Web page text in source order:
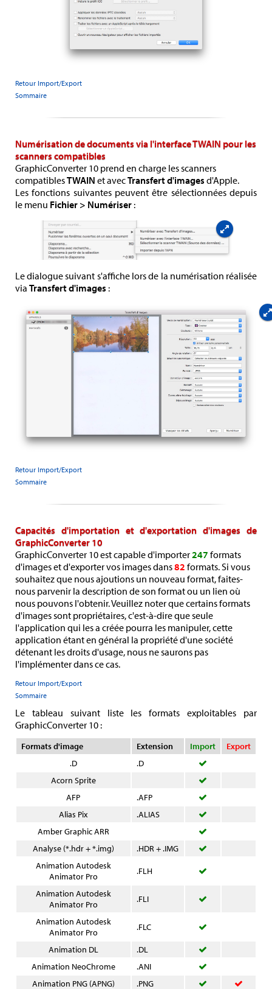
Retour Import/Export
Sommaire
Numérisation de documents via l'interface TWAIN pour les
scanners compatibles
GraphicConverter 10 prend en charge les scanners
compatiblesTWAIN et avecTransfert d'images d'Apple.
Les fonctions suivantes peuvent être sélectionnées depuis
le menu Fichier > Numériser:
Le dialogue suivant s'affiche lors de la numérisation réalisée
via Transfert d'images :
Retour Import/Export
Sommaire
Capacités d'importation et d'exportation d'images de
GraphicConverter 10
GraphicConverter 10 est capable d'importer247 formats
d'images et d'exporter vos images dans82 formats. Si vous
souhaitez que nous ajoutions un nouveau format, faites-
nous parvenir la description de son format ou un lien où
nous pouvons l'obtenir. Veuillez noter que certains formats
d'images sont propriétaires, c'est-à-dire que seule
l'application qui les a créée pourra les manipuler, cette
application étant en général la propriété d'une société
détenant les droits d'usage, nous ne saurons pas
l'implémenter dans ce cas.
Retour Import/Export
Sommaire
Le tableau suivant liste les formats exploitables par
GraphicConverter 10 :
Formats d'image Extension Import
Export
.D
.D
Acorn Sprite
AFP
.AFP
Alias Pix
.ALIAS
Amber Graphic ARR
Analyse (*.hdr + *.img)
.HDR + .IMG
Animation Autodesk
Animator Pro
.FLH
Animation Autodesk
Animator Pro
.FLI
Animation Autodesk
Animator Pro
.FLC
Animation DL
.DL
Animation NeoChrome
.ANI
Animation PNG (APNG)
.PNG